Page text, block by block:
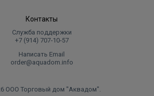
Контакты
Служба поддержки
+7 (914) 707‑10‑57
Написать Email
order@aquadom.info
ООО Торговый дом "Аквадом".